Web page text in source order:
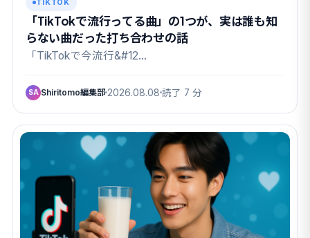
TIKTOK
「TikTokで流行ってる曲」の1つが、実は誰も知
らない曲だった打ち合わせの話
「TikTokで今流行&#12…
SA Shiritomo編集部 2026.08.08 読了 7 分